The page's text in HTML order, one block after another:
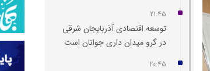
21:45
توسعه اقتصادی آذربایجان شرقی
در گرو میدان‌ داری جوانان است
20:45